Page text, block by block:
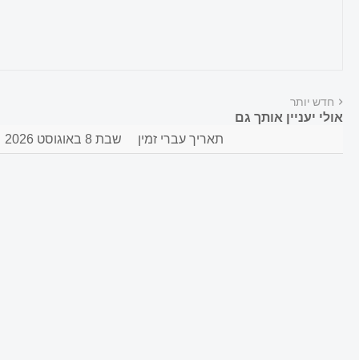
חדש יותר
אולי יעניין אותך גם
תאריך עברי זמין שבת 8 באוגוסט 2026